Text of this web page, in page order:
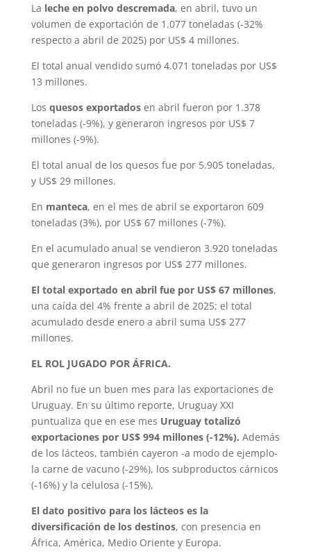
La leche en polvo descremada, en abril, tuvo un
volumen de exportación de 1.077 toneladas (-32%
respecto a abril de 2025) por US$ 4 millones.
El total anual vendido sumó 4.071 toneladas por US$
13 millones.
Los quesos exportadosen abril fueron por 1.378
toneladas (-9%), y generaron ingresos por US$ 7
millones (-9%).
El total anual de los quesos fue por 5.905 toneladas,
y US$ 29 millones.
En manteca, en el mes de abril se exportaron 609
toneladas (3%), por US$ 67 millones (-7%).
En el acumulado anual se vendieron 3.920 toneladas
que generaron ingresos por US$ 277 millones.
El total exportado en abril fue por US$ 67 millones,
una caída del 4% frente a abril de 2025; el total
acumulado desde enero a abril suma US$ 277
millones.
EL ROL JUGADO POR ÁFRICA.
Abril no fue un buen mes para las exportaciones de
Uruguay. En su último reporte, Uruguay XXI
puntualiza que en ese mes Uruguay totalizó
exportaciones por US$ 994 millones (-12%). Además
de los lácteos, también cayeron -a modo de ejemplo-
la carne de vacuno (-29%), los subproductos cárnicos
(-16%) y la celulosa (-15%),
El dato positivo para los lácteos es la
diversificación de los destinos, con presencia en
África, América, Medio Oriente y Europa.